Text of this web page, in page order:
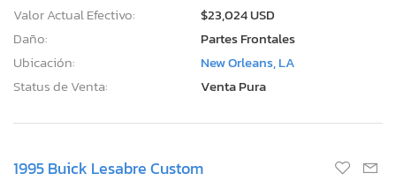
Valor Actual Efectivo:
$23,024 USD
Daño:
Partes Frontales
Ubicación:
New Orleans, LA
Status de Venta:
Venta Pura
1995 Buick Lesabre Custom